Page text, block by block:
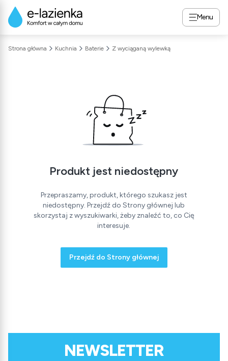
Menu
Strona główna Kuchnia Baterie Z wyciąganą wylewką
Produkt jest niedostępny
Przepraszamy, produkt, którego szukasz jest
niedostępny. Przejdź do Strony głównej lub
skorzystaj z wyszukiwarki, żeby znaleźć to, co Cię
interesuje.
Przejdź do Strony głównej
NEWSLETTER